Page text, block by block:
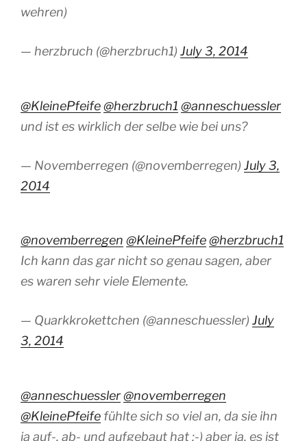
wehren)
— herzbruch (@herzbruch1) July 3, 2014
@KleinePfeife@herzbruch1 @anneschuessler
und ist es wirklich der selbe wie bei uns?
— Novemberregen (@novemberregen) July 3,
2014
@novemberregen @KleinePfeife@herzbruch1
Ich kann das gar nicht so genau sagen, aber
es waren sehr viele Elemente.
— Quarkkrokettchen (@anneschuessler) July
3, 2014
@anneschuessler@novemberregen
@KleinePfeife fühlte sich so viel an, da sie ihn
ja auf-, ab- und aufgebaut hat ;-) aber ja, es ist